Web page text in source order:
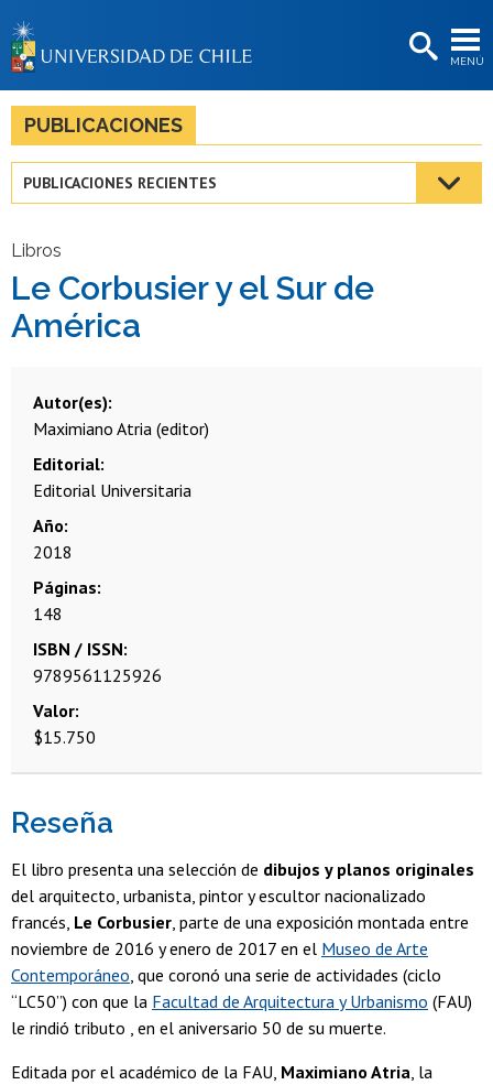
MENÚ
BIBLIOTECAS
LA UNIVERSIDAD
Estudiantes
Funcionarias/os
PUBLICACIONES
PUBLICACIONES RECIENTES
Libros
Le Corbusier y el Sur de
América
Autor(es)
Maximiano Atria (editor)
Editorial
Editorial Universitaria
Año
2018
Páginas
148
ISBN / ISSN
9789561125926
Valor
$15.750
Reseña
El libro presenta una selección de dibujos y planos originales
del arquitecto, urbanista, pintor y escultor nacionalizado
francés, Le Corbusier, parte de una exposición montada entre
noviembre de 2016 y enero de 2017 en el Museo de Arte
Contemporáneo, que coronó una serie de actividades (ciclo
“LC50”) con que la Facultad de Arquitectura y Urbanismo (FAU)
le rindió tributo , en el aniversario 50 de su muerte.
Editada por el académico de la FAU, Maximiano Atria, la